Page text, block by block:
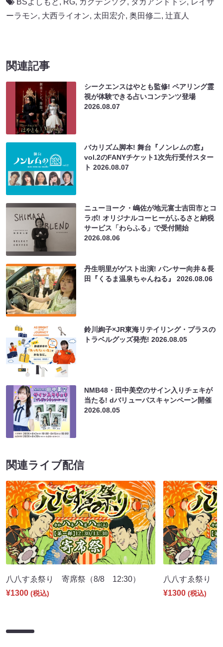
ーラモン, 大西ライオン, 太田宏介, 奥田修二, 辻󠄀直人
関連記事
シークエンスはやとも監修! ペアリング霊
視が体験できる占いコンテンツ登場
2026.08.07
バカリズム脚本! 舞台『ノンレムの窓』
vol.2のFANYチケット1次先行受付スター
ト2026.08.07
ニューヨーク・嶋佐が地元富士吉田市とコ
ラボ! オリジナルコーヒーがふるさと納税
サービス「わらふる」で受付開始
2026.08.06
丹生明里がゲスト出演! パンサー向井＆長
田『くるま温泉ちゃんねる』2026.08.06
鈴川絢子×JR東海リテイリング・プラスの
トラベルグッズ発売!2026.08.05
NMB48・田中美空のサイン入りチェキが
当たる! dバリューパスキャンペーン開催
2026.08.05
関連ライブ配信
八八すゑ祭り 寄席祭（8/8 12:30）
¥1300 (税込)
八八すゑ祭り
¥1300 (税込)